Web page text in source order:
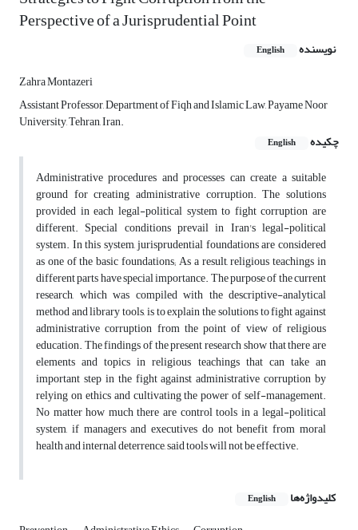
Perspective of a Jurisprudential Point
نویسنده English
Zahra Montazeri
Assistant Professor, Department of Fiqh and Islamic Law, Payame Noor
University, Tehran, Iran.
چکیده
English
Administrative procedures and processes can create a suitable
ground for creating administrative corruption. The solutions
provided in each legal-political system to fight corruption are
different. Special conditions prevail in Iran's legal-political
system. In this system, jurisprudential foundations are considered
as one of the basic foundations; As a result, religious teachings in
different parts have special importance. The purpose of the current
research, which was compiled with the descriptive-analytical
method and library tools, is to explain the solutions to fight against
administrative corruption from the point of view of religious
education. The findings of the present research show that there are
elements and topics in religious teachings that can take an
important step in the fight against administrative corruption by
relying on ethics and cultivating the power of self-management.
No matter how much there are control tools in a legal-political
system, if managers and executives do not benefit from moral
health and internal deterrence, said tools will not be effective.
کلیدواژه‌ها English